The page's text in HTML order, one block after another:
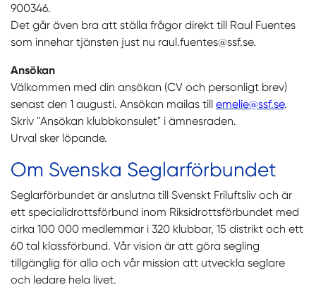
900346.
Det går även bra att ställa frågor direkt till Raul Fuentes
som innehar tjänsten just nu raul.fuentes@ssf.se.
Ansökan
Välkommen med din ansökan (CV och personligt brev)
senast den 1 augusti. Ansökan mailas till emelie@ssf.se.
Skriv "Ansökan klubbkonsulet" i ämnesraden.
Urval sker löpande.
Om Svenska Seglarförbundet
Seglarförbundet är anslutna till Svenskt Friluftsliv och är
ett specialidrottsförbund inom Riksidrottsförbundet med
cirka 100 000 medlemmar i 320 klubbar, 15 distrikt och ett
60 tal klassförbund. Vår vision är att göra segling
tillgänglig för alla och vår mission att utveckla seglare
och ledare hela livet.